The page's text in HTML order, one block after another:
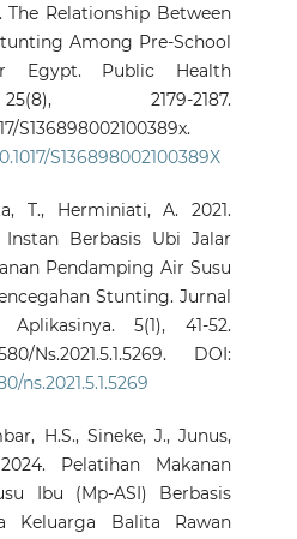
The Relationship Between
Among Pre-School
Egypt. Public Health
2179-2187.
S136898002100389x.
S136898002100389X
T., Herminiati, A. 2021.
Berbasis Ubi Jalar
Pendamping Air Susu
Stunting. Jurnal
5(1), 41-52.
Ns.2021.5.1.5269. DOI:
ns.2021.5.1.5269
H.S., Sineke, J., Junus,
Pelatihan Makanan
Ibu (Mp-ASI) Berbasis
Keluarga Balita Rawan